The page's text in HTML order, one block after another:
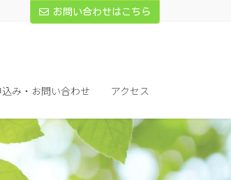
お問い合わせはこちら
込み・お問い合わせ アクセス